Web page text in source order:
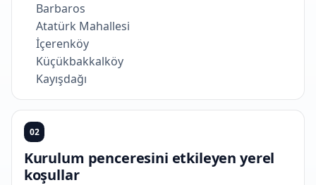
Barbaros
Atatürk Mahallesi
İçerenköy
Küçükbakkalköy
Kayışdağı
02
Kurulum penceresini etkileyen yerel
koşullar